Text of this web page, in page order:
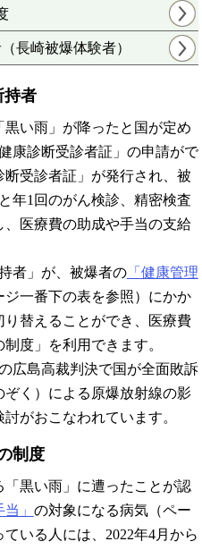
長崎被爆体験者）
持者
い雨」が降ったと国が定め
康診断受診者証」の申請がで
受診者証」が発行され、被
年1回のがん検診、精密検査
医療費の助成や手当の支給
者」が、被爆者の「健康管理
一番下の表を参照）にかか
り替えることができ、医療費
度」を利用できます。
広島高裁判決で国が全面敗訴
く）による原爆放射線の影
がおこなわれています。
制度
黒い雨」に遭ったことが認
」 の対象になる病気（ペー
いる人には、2022年4月から